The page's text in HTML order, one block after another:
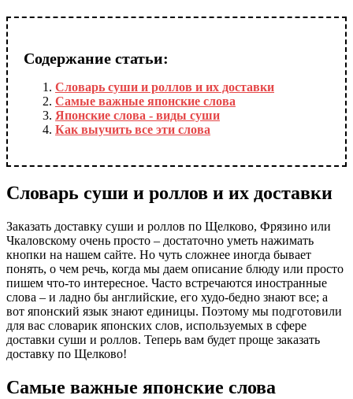
Содержание статьи:
Словарь суши и роллов и их доставки
Самые важные японские слова
Японские слова - виды суши
Как выучить все эти слова
Словарь суши и роллов и их доставки
Заказать доставку суши и роллов по Щелково, Фрязино или
Чкаловскому очень просто – достаточно уметь нажимать
кнопки на нашем сайте. Но чуть сложнее иногда бывает
понять, о чем речь, когда мы даем описание блюду или просто
пишем что-то интересное. Часто встречаются иностранные
слова – и ладно бы английские, его худо-бедно знают все; а
вот японский язык знают единицы. Поэтому мы подготовили
для вас словарик японских слов, используемых в сфере
доставки суши и роллов. Теперь вам будет проще заказать
доставку по Щелково!
Самые важные японские слова